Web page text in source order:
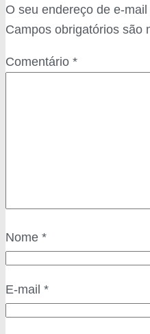
O seu endereço de e-
Campos obrigatórios são
Comentário *
Nome *
E-mail *